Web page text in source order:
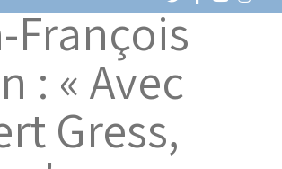
François
: « Avec
Gress,